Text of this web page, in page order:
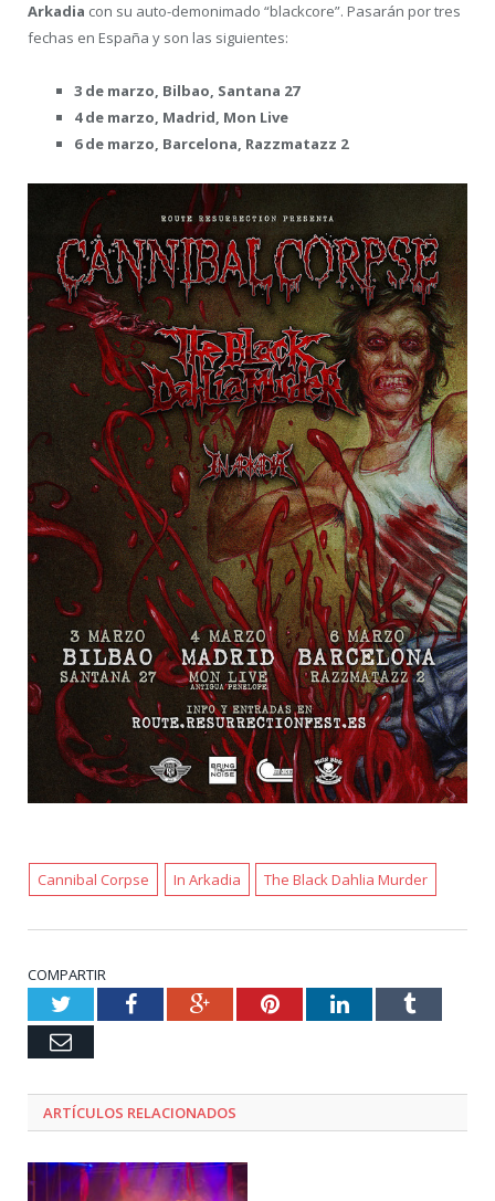
Arkadia con su auto-demonimado “blackcore”. Pasarán por tres
fechas en España y son las siguientes:
3 de marzo, Bilbao, Santana 27
4 de marzo, Madrid, Mon Live
6 de marzo, Barcelona, Razzmatazz 2
Cannibal Corpse In Arkadia The Black Dahlia Murder
COMPARTIR
TwitterFacebookGoogle+PinterestLinkedInTumblr
Email
ARTÍCULOS RELACIONADOS